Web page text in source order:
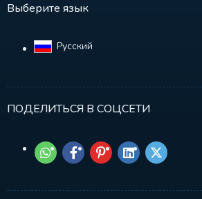
Выберите язык
Русский‎
ПОДЕЛИТЬСЯ В СОЦСЕТИ